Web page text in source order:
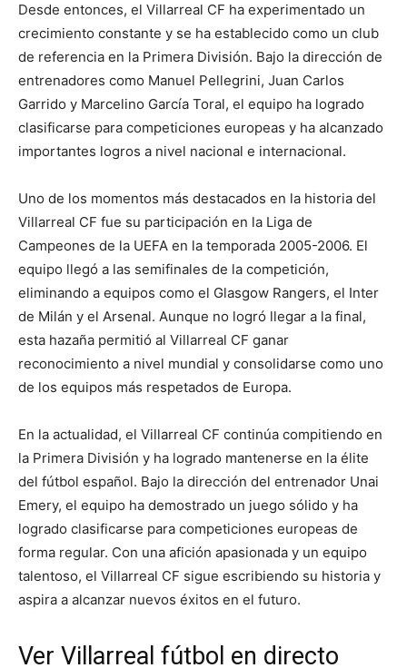
Desde entonces, el Villarreal CF ha experimentado un
crecimiento constante y se ha establecido como un club
de referencia en la Primera División. Bajo la dirección de
entrenadores como Manuel Pellegrini, Juan Carlos
Garrido y Marcelino García Toral, el equipo ha logrado
clasificarse para competiciones europeas y ha alcanzado
importantes logros a nivel nacional e internacional.
Uno de los momentos más destacados en la historia del
Villarreal CF fue su participación en la Liga de
Campeones de la UEFA en la temporada 2005-2006. El
equipo llegó a las semifinales de la competición,
eliminando a equipos como el Glasgow Rangers, el Inter
de Milán y el Arsenal. Aunque no logró llegar a la final,
esta hazaña permitió al Villarreal CF ganar
reconocimiento a nivel mundial y consolidarse como uno
de los equipos más respetados de Europa.
En la actualidad, el Villarreal CF continúa compitiendo en
la Primera División y ha logrado mantenerse en la élite
del fútbol español. Bajo la dirección del entrenador Unai
Emery, el equipo ha demostrado un juego sólido y ha
logrado clasificarse para competiciones europeas de
forma regular. Con una afición apasionada y un equipo
talentoso, el Villarreal CF sigue escribiendo su historia y
aspira a alcanzar nuevos éxitos en el futuro.
Ver Villarreal fútbol en directo